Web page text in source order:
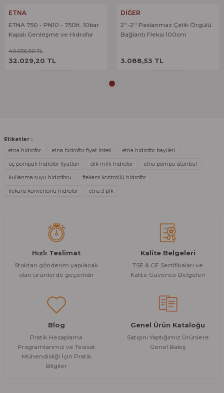
Ürün açıklamasında eksik bilgiler bulunuyor.
Ürün bilgilerinde hatalar bulunuyor.
Ürün fiyatı diğer sitelerden daha pahalı.
Bu ürüne benzer farklı alternatifler olmalı.
ETNA
ETNA 750 - PN10 - 750lt. 10bar
Kapalı Genleşme ve Hidrofor
40.036,50 TL
32.029,20 TL
ÜRÜNÜ İNCELE
DİĞER
2''-2'' Paslanmaz Çelik Örgülü
Bağlantı Fleksi 100cm
3.088,53 TL
Etiketler :
etna hidrofor
etna hidrofor fiyat listesi etna hidrofor bayileri
üç pompalı hidrofor fiyatları dik milli hidrofor etna pompa istanbul
kullanma suyu hidroforu frekans kontrollü hidrofor
frekans konvertörlü hidrofor etna 3 pfk
Hızlı Teslimat
Stoktan gönderim yapılacak
olan ürünlerde geçerlidir
Kalite Belgeleri
TSE & CE Sertifikaları ve
Kalite Güvence Belgeleri
Blog
Pratik Hesaplama
Programlarımız ve Tesisat
Mühendisliği İçin Pratik
Bilgiler
Genel Ürün Kataloğu
Satışını Yaptığımız Ürünlere
Genel Bakış